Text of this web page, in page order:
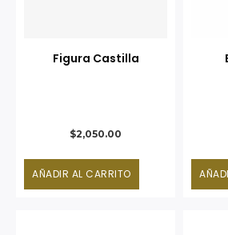
Figura Castilla
$2,050.00
AÑADIR AL CARRITO